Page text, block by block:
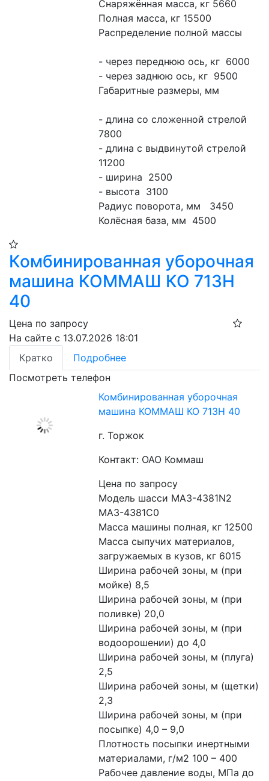
Снаряжённая масса, кг 5660
Полная масса, кг 15500
Распределение полной массы
- через переднюю ось, кг  6000
- через заднюю ось, кг  9500
Габаритные размеры, мм
- длина со сложенной стрелой
7800
- длина с выдвинутой стрелой
11200
- ширина  2500
- высота  3100
Радиус поворота, мм   3450
Колёсная база, мм  4500
Комбинированная уборочная
машина КОММАШ КО 713Н
40
Цена по запросу
На сайте с 13.07.2026 18:01
Кратко
Подробнее
Посмотреть телефон
Комбинированная уборочная
машина КОММАШ КО 713Н 40
г. Торжок
Контакт: ОАО Коммаш
Цена по запросу
Модель шасси МАЗ-4381N2
МАЗ-4381С0
Масса машины полная, кг 12500
Масса сыпучих материалов,
загружаемых в кузов, кг 6015
Ширина рабочей зоны, м (при
мойке) 8,5
Ширина рабочей зоны, м (при
поливке) 20,0
Ширина рабочей зоны, м (при
водоорошении) до 4,0
Ширина рабочей зоны, м (плуга)
2,5
Ширина рабочей зоны, м (щетки)
2,3
Ширина рабочей зоны, м (при
посыпке) 4,0 – 9,0
Плотность посыпки инертными
материалами, г/м2 100 – 400
Рабочее давление воды, МПа до